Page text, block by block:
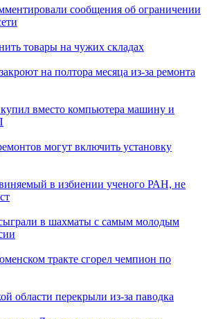
сообщения об ограничении
товары на чужих складах
на полтора месяца из-за ремонта
вместо компьютера машину и
могут включить установку
в избиении ученого РАН, не
в шахматы с самым молодым
тракте сгорел чемпион по
области перекрыли из-за паводка